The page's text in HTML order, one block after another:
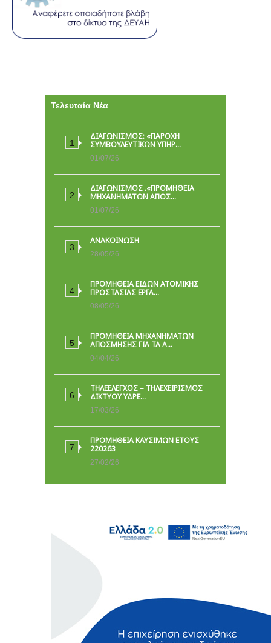
Τελευταία Νέα
ΔΙΑΓΩΝΙΣΜΟΣ: «ΠΑΡΟΧΉ
ΣΥΜΒΟΥΛΕΥΤΙΚΏΝ ΥΠΗΡ…
01/07/26
ΔΙΑΓΩΝΙΣΜΟΣ .«ΠΡΟΜΗΘΕΙΑ
ΜΗΧΑΝΗΜΑΤΩΝ ΑΠΟΣ…
01/07/26
ΑΝΑΚΟΙΝΩΣΗ
28/05/26
ΠΡΟΜΉΘΕΙΑ ΕΙΔΏΝ ΑΤΟΜΙΚΉΣ
ΠΡΟΣΤΑΣΊΑΣ ΕΡΓΑ…
08/05/26
ΠΡΟΜΗΘΕΙΑ ΜΗΧΑΝΗΜΑΤΩΝ
ΑΠΟΣΜΗΣΗΣ ΓΙΑ ΤΑ Α…
04/04/26
ΤΗΛΕΕΛΕΓΧΟΣ – ΤΗΛΕΧΕΙΡΙΣΜΟΣ
ΔΙΚΤΥΟΥ ΥΔΡΕ…
17/03/26
ΠΡΟΜΗΘΕΙΑ ΚΑΥΣΙΜΩΝ ΕΤΟΥΣ
220263
27/02/26